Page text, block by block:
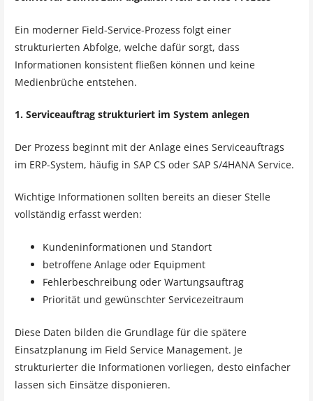
Ein moderner Field-Service-Prozess folgt einer
strukturierten Abfolge, welche dafür sorgt, dass
Informationen konsistent fließen können und keine
Medienbrüche entstehen.
1. Serviceauftrag strukturiert im System anlegen
Der Prozess beginnt mit der Anlage eines Serviceauftrags
im ERP-System, häufig in SAP CS oder SAP S/4HANA Service.
Wichtige Informationen sollten bereits an dieser Stelle
vollständig erfasst werden:
Kundeninformationen und Standort
betroffene Anlage oder Equipment
Fehlerbeschreibung oder Wartungsauftrag
Priorität und gewünschter Servicezeitraum
Diese Daten bilden die Grundlage für die spätere
Einsatzplanung im Field Service Management. Je
strukturierter die Informationen vorliegen, desto einfacher
lassen sich Einsätze disponieren.